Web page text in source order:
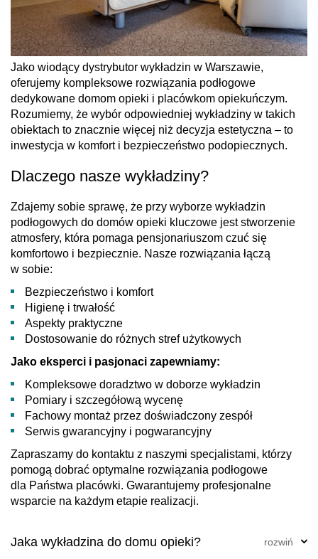
Jako wiodący dystrybutor wykładzin w Warszawie,
oferujemy kompleksowe rozwiązania podłogowe
dedykowane domom opieki i placówkom opiekuńczym.
Rozumiemy, że wybór odpowiedniej wykładziny w takich
obiektach to znacznie więcej niż decyzja estetyczna – to
inwestycja w komfort i bezpieczeństwo podopiecznych.
Dlaczego nasze wykładziny?
Zdajemy sobie sprawę, że przy wyborze wykładzin
podłogowych do domów opieki kluczowe jest stworzenie
atmosfery, która pomaga pensjonariuszom czuć się
komfortowo i bezpiecznie. Nasze rozwiązania łączą
w sobie:
Bezpieczeństwo i komfort
Higienę i trwałość
Aspekty praktyczne
Dostosowanie do różnych stref użytkowych
Jako eksperci i pasjonaci zapewniamy:
Kompleksowe doradztwo w doborze wykładzin
Pomiary i szczegółową wycenę
Fachowy montaż przez doświadczony zespół
Serwis gwarancyjny i pogwarancyjny
Zapraszamy do kontaktu z naszymi specjalistami, którzy
pomogą dobrać optymalne rozwiązania podłogowe
dla Państwa placówki. Gwarantujemy profesjonalne
wsparcie na każdym etapie realizacji.
Jaka wykładzina do domu opieki?